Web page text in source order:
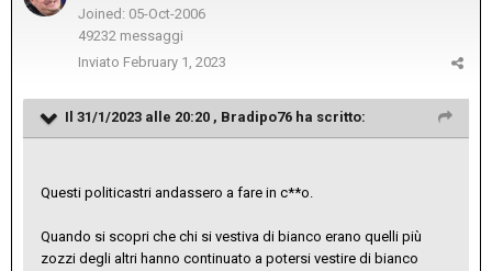
Joined: 05-Oct-2006
49232 messaggi
Inviato February 1, 2023
Il 31/1/2023 alle 20:20 , Bradipo76 ha scritto:
Questi politicastri andassero a fare in c**o.
Quando si scopri che chi si vestiva di bianco erano quelli più
zozzi degli altri hanno continuato a potersi vestire di bianco